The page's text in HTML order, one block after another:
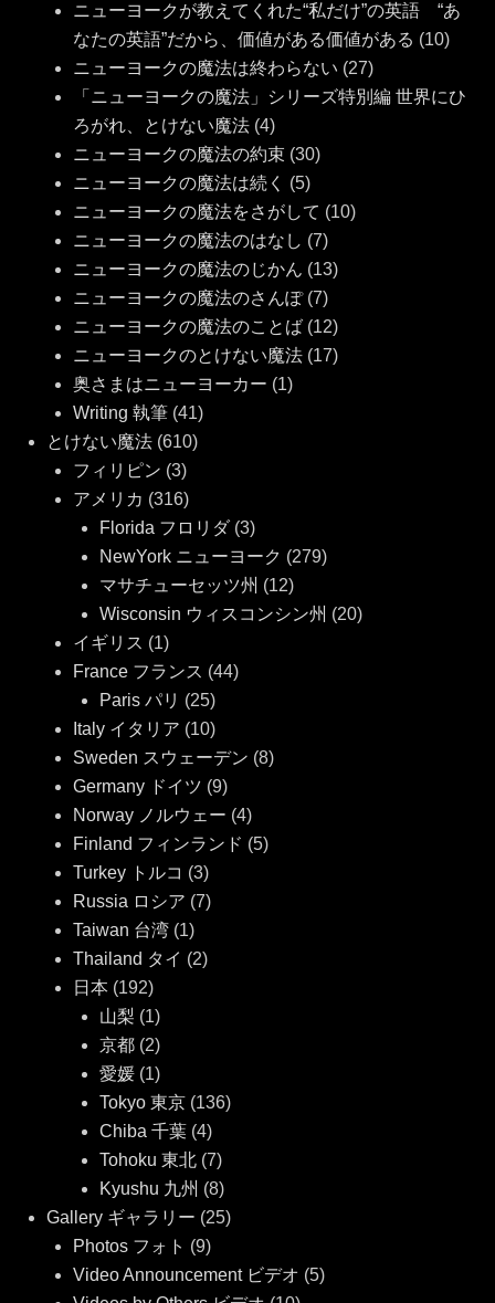
ニューヨークが教えてくれた“私だけ”の英語 “あ
なたの英語”だから、価値がある価値がある (10)
ニューヨークの魔法は終わらない (27)
「ニューヨークの魔法」シリーズ特別編 世界にひ
ろがれ、とけない魔法(4)
ニューヨークの魔法の約束 (30)
ニューヨークの魔法は続く
(5)
ニューヨークの魔法をさがして (10)
ニューヨークの魔法のはなし (7)
ニューヨークの魔法のじかん (13)
ニューヨークの魔法のさんぽ(7)
ニューヨークの魔法のことば(12)
ニューヨークのとけない魔法(17)
奥さまはニューヨーカー (1)
Writing 執筆(41)
とけない魔法(610)
フィリピン (3)
アメリカ (316)
Florida フロリダ (3)
NewYork ニューヨーク (279)
マサチューセッツ州 (12)
Wisconsin ウィスコンシン州 (20)
イギリス (1)
France フランス (44)
Paris パリ (25)
Italy イタリア (10)
Sweden スウェーデン (8)
Germany ドイツ (9)
Norway ノルウェー (4)
Finland フィンランド (5)
Turkey トルコ (3)
Russia ロシア (7)
Taiwan 台湾(1)
Thailand タイ (2)
日本 (192)
山梨 (1)
京都(2)
愛媛(1)
Tokyo 東京(136)
Chiba 千葉 (4)
Tohoku 東北(7)
Kyushu 九州 (8)
Gallery ギャラリー (25)
Photos フォト (9)
Video Announcement ビデオ (5)